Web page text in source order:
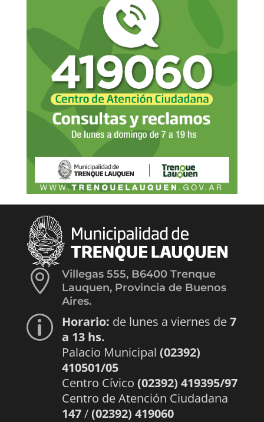

Villegas 555, B6400 Trenque
Lauquen, Provincia de Buenos
Aires.
p Horario: de lunes a viernes de7
a 13 hs.
Palacio Municipal (02392)
410501/05
Centro Cívico (02392) 419395/97
Centro de Atención Ciudadana
147/(02392) 419060